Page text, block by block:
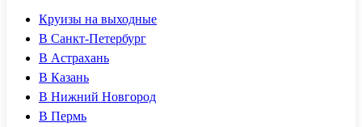
Круизы на выходные
В Санкт-Петербург
В Астрахань
В Казань
В Нижний Новгород
В Пермь